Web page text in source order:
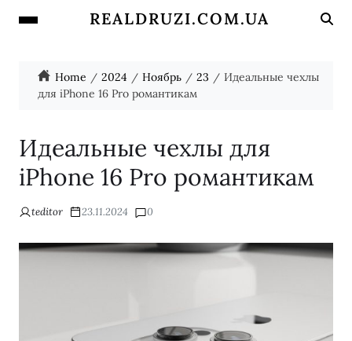
REALDRUZI.COM.UA
Home 2024 Ноябрь 23
Идеальные чехлы
для iPhone 16 Pro романтикам
Идеальные чехлы для
iPhone 16 Pro романтикам
teditor 23.11.2024 0